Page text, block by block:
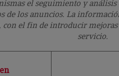
el seguimiento y
los anuncios. La
el fin de introducir
servicio.